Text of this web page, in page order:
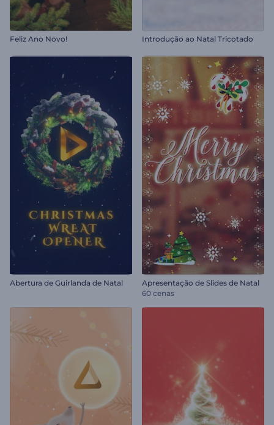
Feliz Ano Novo! Introdução ao Natal Tricotado
Abertura de Guirlanda de Natal
Apresentação de Slides de Natal
60 cenas